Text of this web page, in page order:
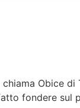
Obice di
fondere sul